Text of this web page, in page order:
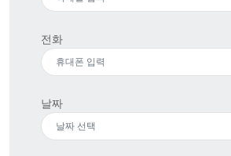
전화
날짜